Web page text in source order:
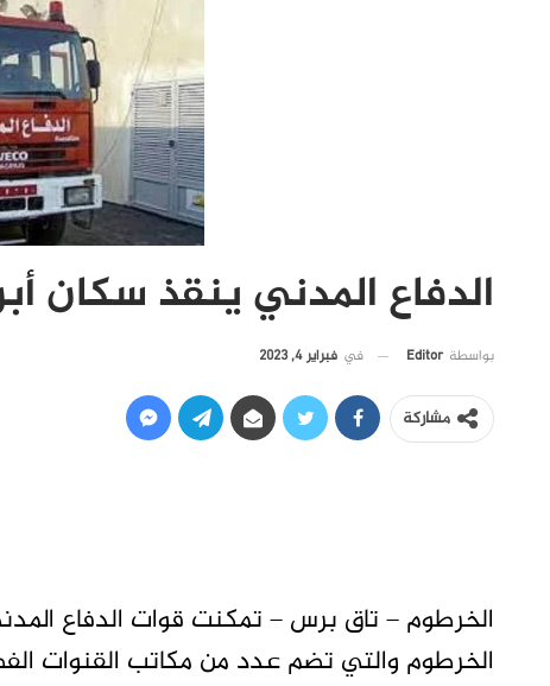
الدفاع المدني ينقذ سكان
بواسطة Editor في فبراير 4, 2023
مشاركة
الخرطوم – تاق برس – تمكنت قوات الدفاع
الخرطوم والتي تضم عدد من مكاتب القنوات